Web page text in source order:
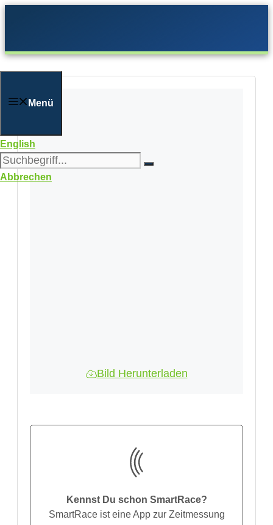
Menü
English
Abbrechen
Bild Herunterladen
Kennst Du schon SmartRace?
SmartRace ist eine App zur Zeitmessung